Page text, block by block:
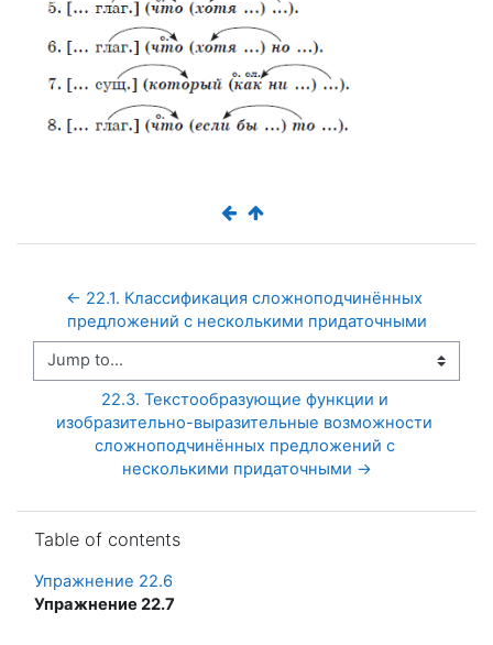
← 22.1. Классификация сложноподчинённых
предложений с несколькими придаточными
Jump to...
22.3. Текстообразующие функции и
изобразительно-выразительные возможности
сложноподчинённых предложений с
несколькими придаточными →
Table of contents
Упражнение 22.6
Упражнение 22.7